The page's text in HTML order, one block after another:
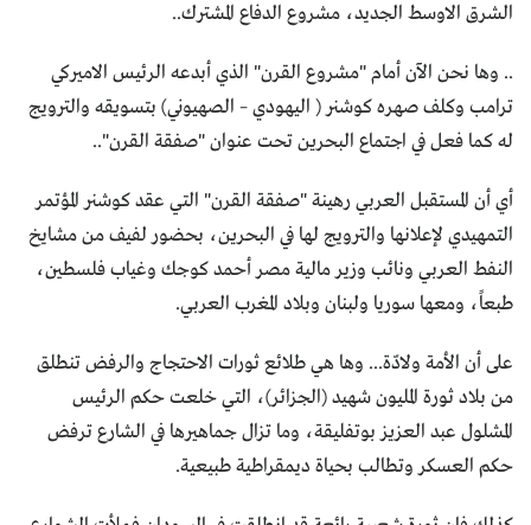
الشرق الاوسط الجديد، مشروع الدفاع المشترك..
.. وها نحن الآن أمام "مشروع القرن" الذي أبدعه الرئيس الاميركي
ترامب وكلف صهره كوشنر ( اليهودي – الصهيوني) بتسويقه والترويج
له كما فعل في اجتماع البحرين تحت عنوان "صفقة القرن"..
أي أن المستقبل العربي رهينة "صفقة القرن" التي عقد كوشنر المؤتمر
التمهيدي لإعلانها والترويج لها في البحرين، بحضور لفيف من مشايخ
النفط العربي ونائب وزير مالية مصر أحمد كوجك وغياب فلسطين،
طبعاً، ومعها سوريا ولبنان وبلاد المغرب العربي.
على أن الأمة ولادّة... وها هي طلائع ثورات الاحتجاج والرفض تنطلق
من بلاد ثورة المليون شهيد (الجزائر)، التي خلعت حكم الرئيس
المشلول عبد العزيز بوتفليقة، وما تزال جماهيرها في الشارع ترفض
حكم العسكر وتطالب بحياة ديمقراطية طبيعية.